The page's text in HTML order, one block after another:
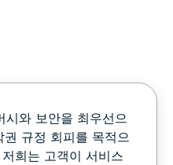
시와 보안을 최우선으
규정 회피를 목적으
희는 고객이 서비스